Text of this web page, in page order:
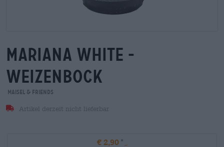
mariana white -
weizenbock
Maisel & Friends
Artikel derzeit nicht lieferbar
€ 2,90